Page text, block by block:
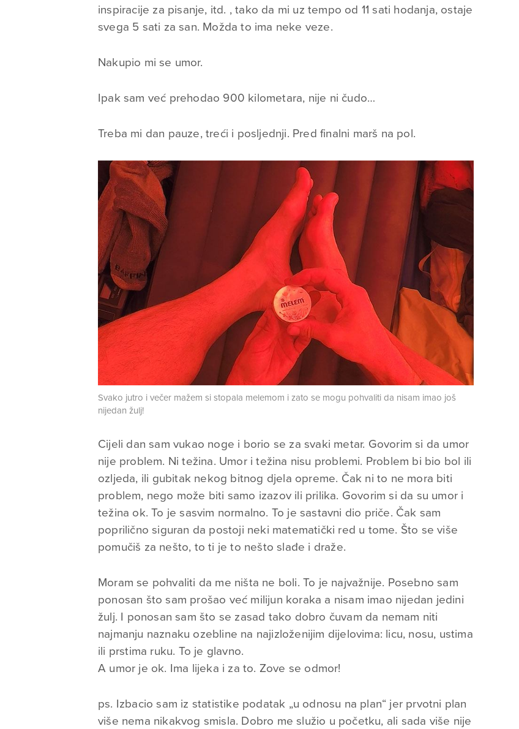
inspiracije za pisanje, itd. , tako da mi uz tempo od 11 sati hodanja, ostaje
svega 5 sati za san. Možda to ima neke veze.
Nakupio mi se umor.
Ipak sam već prehodao 900 kilometara, nije ni čudo…
Treba mi dan pauze, treći i posljednji. Pred finalni marš na pol.
Svako jutro i večer mažem si stopala melemom i zato se mogu pohvaliti da nisam imao još
nijedan žulj!
Cijeli dan sam vukao noge i borio se za svaki metar. Govorim si da umor
nije problem. Ni težina. Umor i težina nisu problemi. Problem bi bio bol ili
ozljeda, ili gubitak nekog bitnog djela opreme. Čak ni to ne mora biti
problem, nego može biti samo izazov ili prilika. Govorim si da su umor i
težina ok. To je sasvim normalno. To je sastavni dio priče. Čak sam
poprilično siguran da postoji neki matematički red u tome. Što se više
pomučiš za nešto, to ti je to nešto slađe i draže.
Moram se pohvaliti da me ništa ne boli. To je najvažnije. Posebno sam
ponosan što sam prošao već milijun koraka a nisam imao nijedan jedini
žulj. I ponosan sam što se zasad tako dobro čuvam da nemam niti
najmanju naznaku ozebline na najizloženijim dijelovima: licu, nosu, ustima
ili prstima ruku. To je glavno.
A umor je ok. Ima lijeka i za to. Zove se odmor!
ps. Izbacio sam iz statistike podatak „u odnosu na plan“ jer prvotni plan
više nema nikakvog smisla. Dobro me služio u početku, ali sada više nije